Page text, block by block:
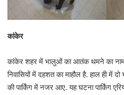
कांकेर
कांकेर शहर में भालुओं का आतंक थमने का नाम
निवासियों में दहशत का माहौल है. हाल ही में
की पार्किंग में नजर आए. यह घटना पार्किंग